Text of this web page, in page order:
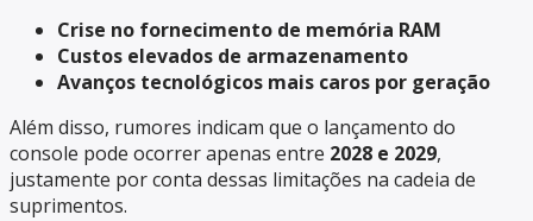
Crise no fornecimento de memória RAM
Custos elevados de armazenamento
Avanços tecnológicos mais caros por geração
Além disso, rumores indicam que o lançamento do
console pode ocorrer apenas entre 2028 e 2029,
justamente por conta dessas limitações na cadeia de
suprimentos.